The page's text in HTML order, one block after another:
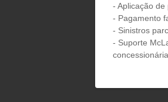
- Aplicação
- Pagamento
- Sinistros
- Suporte
concessionária.